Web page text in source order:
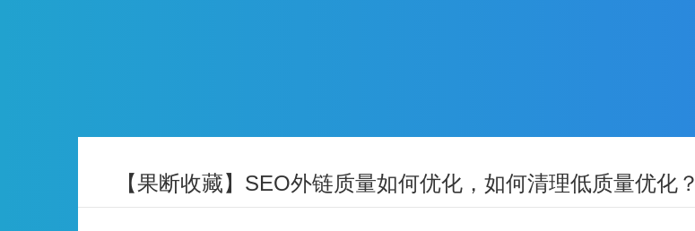
【果断收藏】SEO外链质量如何优化，如何清理低质量优化？